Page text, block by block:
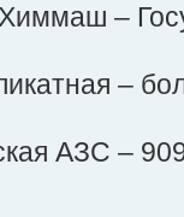
–
–
АЗС –